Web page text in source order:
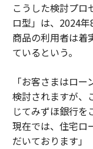
こうした検討プロ
ロ型」は、2024
商品の利用者は着
ているという。
「お客さまはロ
検討されますが、
じてみずほ銀行を
現在では、住宅ロ
だいております」